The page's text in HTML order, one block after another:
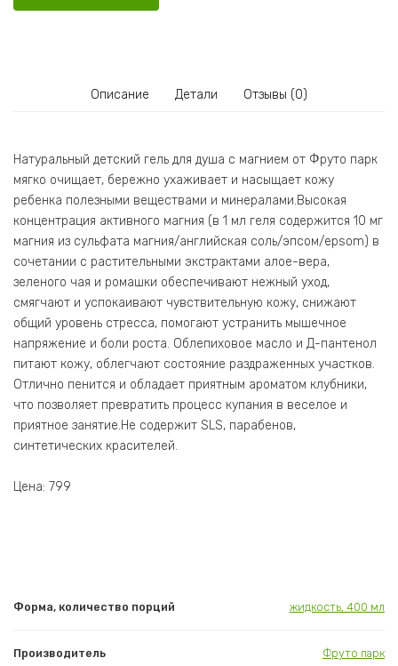
Описание Детали Отзывы (0)
Натуральный детский гель для душа с магнием от Фруто парк
мягко очищает, бережно ухаживает и насыщает кожу
ребенка полезными веществами и минералами.Высокая
концентрация активного магния (в 1 мл геля содержится 10 мг
магния из сульфата магния/английская соль/эпсом/epsom) в
сочетании с растительными экстрактами алое-вера,
зеленого чая и ромашки обеспечивают нежный уход,
смягчают и успокаивают чувствительную кожу, снижают
общий уровень стресса, помогают устранить мышечное
напряжение и боли роста. Облепиховое масло и Д-пантенол
питают кожу, облегчают состояние раздраженных участков.
Отлично пенится и обладает приятным ароматом клубники,
что позволяет превратить процесс купания в веселое и
приятное занятие.Не содержит SLS, парабенов,
синтетических красителей.
Цена: 799
Форма, количество порций жидкость, 400 мл
Производитель Фруто парк